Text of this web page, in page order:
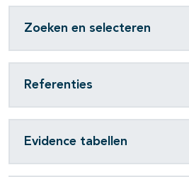
Zoeken en selecteren
Referenties
Evidence tabellen